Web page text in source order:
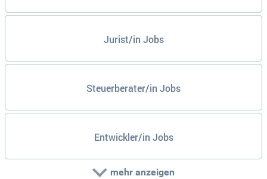
Jurist/in Jobs
Steuerberater/in Jobs
Entwickler/in Jobs
mehr anzeigen